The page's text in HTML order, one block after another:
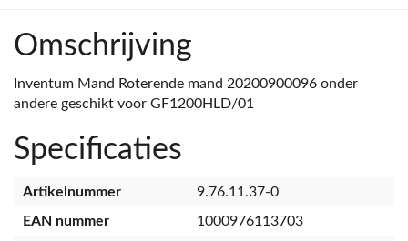
Omschrijving
Inventum Mand Roterende mand 20200900096 onder
andere geschikt voor GF1200HLD/01
Specificaties
Artikelnummer
9.76.11.37-0
EAN nummer
1000976113703